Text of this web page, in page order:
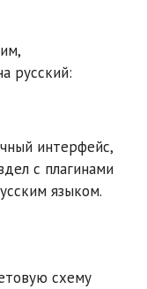
русский:
интерфейс,
с плагинами
языком.
схему